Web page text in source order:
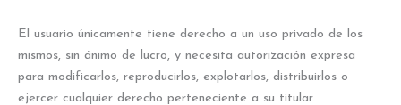
El usuario únicamente tiene derecho a un uso privado de los
mismos, sin ánimo de lucro, y necesita autorización expresa
para modificarlos, reproducirlos, explotarlos, distribuirlos o
ejercer cualquier derecho perteneciente a su titular.